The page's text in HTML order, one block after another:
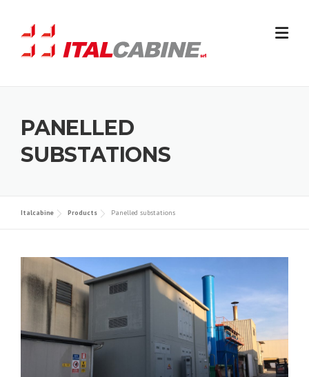
content
PANELLED
SUBSTATIONS
Italcabine Products Panelled substations